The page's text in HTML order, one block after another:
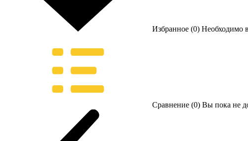
Избранное (0) Необходимо
Сравнение (0) Вы пока не